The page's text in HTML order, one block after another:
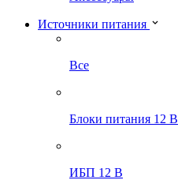
Источники питания
Все
Блоки питания 12 В
ИБП 12 В